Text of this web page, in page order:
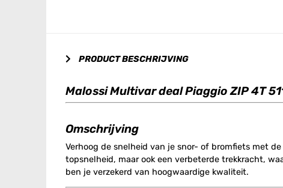
PRODUCT BESCHRIJVING
Malossi Multivar deal Piaggio ZIP 4T
Omschrijving
Verhoog de snelheid van je snor- of bromfiets met de
topsnelheid, maar ook een verbeterde trekkracht,
ben je verzekerd van hoogwaardige kwaliteit.